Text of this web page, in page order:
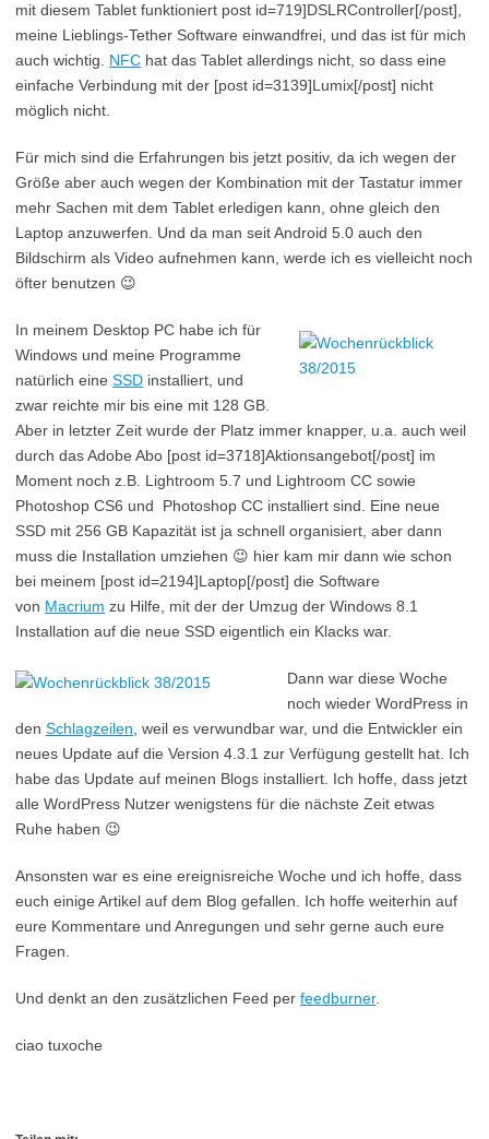
mit diesem Tablet funktioniert post id=719]DSLRController[/post],
meine Lieblings-Tether Software einwandfrei, und das ist für mich
auch wichtig. NFC hat das Tablet allerdings nicht, so dass eine
einfache Verbindung mit der [post id=3139]Lumix[/post] nicht
möglich nicht.
Für mich sind die Erfahrungen bis jetzt positiv, da ich wegen der
Größe aber auch wegen der Kombination mit der Tastatur immer
mehr Sachen mit dem Tablet erledigen kann, ohne gleich den
Laptop anzuwerfen. Und da man seit Android 5.0 auch den
Bildschirm als Video aufnehmen kann, werde ich es vielleicht noch
öfter benutzen 😉
In meinem Desktop PC habe ich für
Windows und meine Programme
natürlich eine SSD installiert, und
zwar reichte mir bis eine mit 128 GB.
Aber in letzter Zeit wurde der Platz immer knapper, u.a. auch weil
durch das Adobe Abo [post id=3718]Aktionsangebot[/post] im
Moment noch z.B. Lightroom 5.7 und Lightroom CC sowie
Photoshop CS6 und Photoshop CC installiert sind. Eine neue
SSD mit 256 GB Kapazität ist ja schnell organisiert, aber dann
muss die Installation umziehen 😉 hier kam mir dann wie schon
bei meinem [post id=2194]Laptop[/post] die Software
von Macrium zu Hilfe, mit der der Umzug der Windows 8.1
Installation auf die neue SSD eigentlich ein Klacks war.
Dann war diese Woche
noch wieder WordPress in
den Schlagzeilen , weil es verwundbar war, und die Entwickler ein
neues Update auf die Version 4.3.1 zur Verfügung gestellt hat. Ich
habe das Update auf meinen Blogs installiert. Ich hoffe, dass jetzt
alle WordPress Nutzer wenigstens für die nächste Zeit etwas
Ruhe haben 😉
Ansonsten war es eine ereignisreiche Woche und ich hoffe, dass
euch einige Artikel auf dem Blog gefallen. Ich hoffe weiterhin auf
eure Kommentare und Anregungen und sehr gerne auch eure
Fragen.
Und denkt an den zusätzlichen Feed per feedburner.
ciao tuxoche